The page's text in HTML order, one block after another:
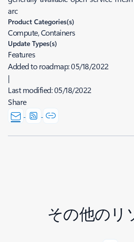
arc
Product Categories(s)
Compute, Containers
Update Types(s)
Features
Added to roadmap:05/18/2022
|
Last modified:05/18/2022
Share
その他のリ